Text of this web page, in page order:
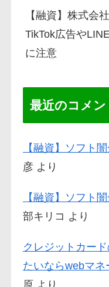
【融資】株式会
TikTok広告や
に注意
最近のコメン
【融資】ソフト
彦 より
【融資】ソフト
部キリコ より
クレジットカー
たいならwebマネ